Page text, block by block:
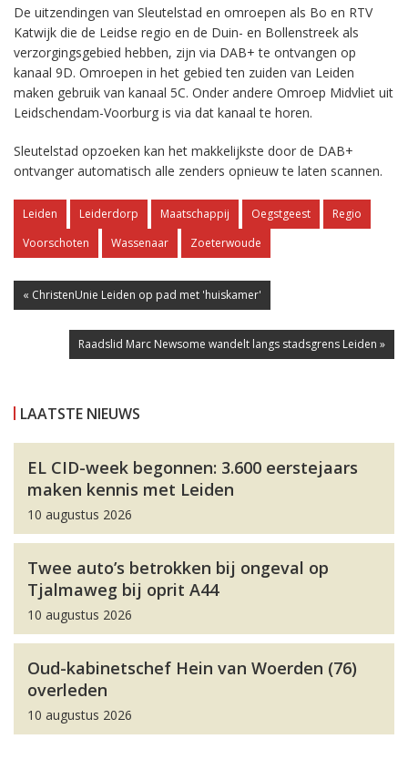
De uitzendingen van Sleutelstad en omroepen als Bo en RTV
Katwijk die de Leidse regio en de Duin- en Bollenstreek als
verzorgingsgebied hebben, zijn via DAB+ te ontvangen op
kanaal 9D. Omroepen in het gebied ten zuiden van Leiden
maken gebruik van kanaal 5C. Onder andere Omroep Midvliet uit
Leidschendam-Voorburg is via dat kanaal te horen.
Sleutelstad opzoeken kan het makkelijkste door de DAB+
ontvanger automatisch alle zenders opnieuw te laten scannen.
Leiden Leiderdorp Maatschappij Oegstgeest
Regio
Voorschoten
Wassenaar Zoeterwoude
« ChristenUnie Leiden op pad met 'huiskamer'
Raadslid Marc Newsome wandelt langs stadsgrens Leiden »
LAATSTE NIEUWS
EL CID-week begonnen: 3.600 eerstejaars
maken kennis met Leiden
10 augustus 2026
Twee auto’s betrokken bij ongeval op
Tjalmaweg bij oprit A44
10 augustus 2026
Oud-kabinetschef Hein van Woerden (76)
overleden
10 augustus 2026